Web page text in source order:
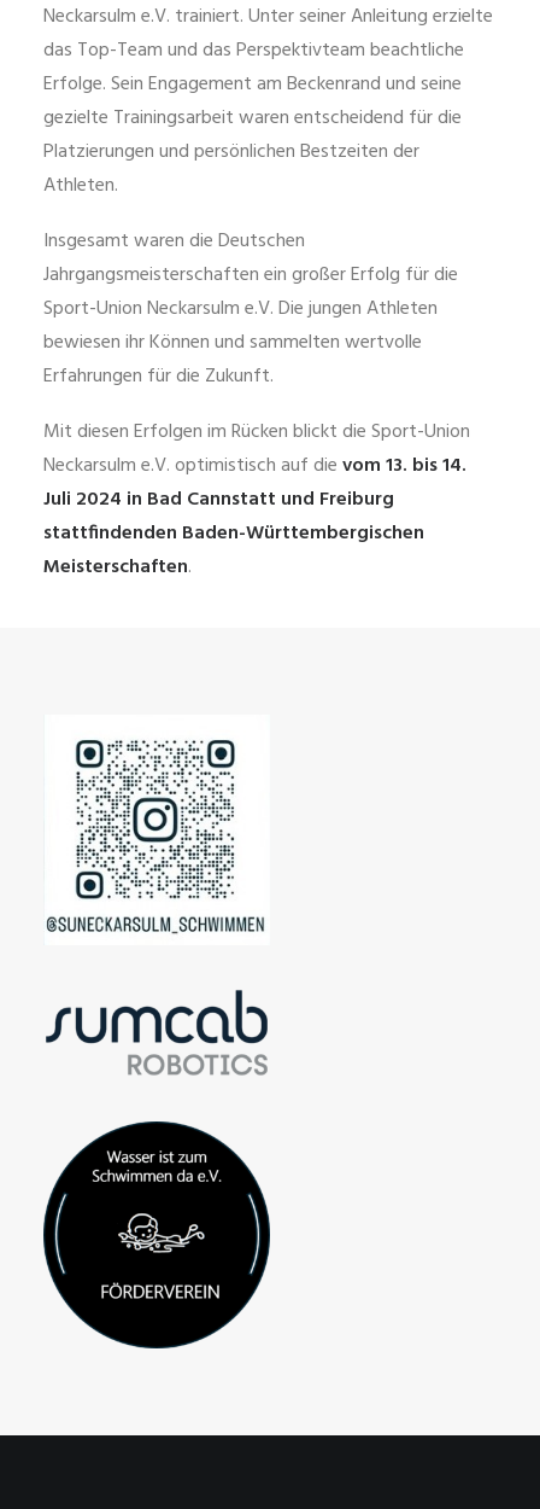
Neckarsulm e.V. trainiert. Unter seiner Anleitung erzielte
das Top-Team und das Perspektivteam beachtliche
Erfolge. Sein Engagement am Beckenrand und seine
gezielte Trainingsarbeit waren entscheidend für die
Platzierungen und persönlichen Bestzeiten der
Athleten.
Insgesamt waren die Deutschen
Jahrgangsmeisterschaften ein großer Erfolg für die
Sport-Union Neckarsulm e.V. Die jungen Athleten
bewiesen ihr Können und sammelten wertvolle
Erfahrungen für die Zukunft.
Mit diesen Erfolgen im Rücken blickt die Sport-Union
Neckarsulm e.V. optimistisch auf dievom 13. bis 14.
Juli 2024 in Bad Cannstatt und Freiburg
stattfindenden Baden-Württembergischen
Meisterschaften.